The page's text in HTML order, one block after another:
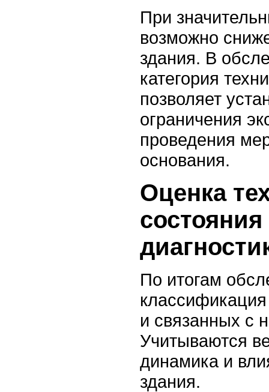
При
возможно
здания. В
категория
позволяет
ограничения
проведения
основания.
Оценка
По итогам
и связанных с
Учитываются
динамика и
здания.